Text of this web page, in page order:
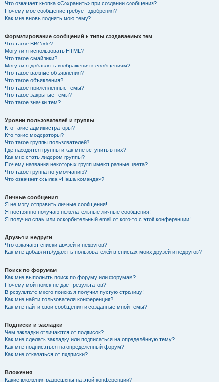
Что означает кнопка «Сохранить» при создании сообщения?
Почему моё сообщение требует одобрения?
Как мне вновь поднять мою тему?
Форматирование сообщений и типы создаваемых тем
Что такое BBCode?
Могу ли я использовать HTML?
Что такое смайлики?
Могу ли я добавлять изображения к сообщениям?
Что такое важные объявления?
Что такое объявления?
Что такое прилепленные темы?
Что такое закрытые темы?
Что такое значки тем?
Уровни пользователей и группы
Кто такие администраторы?
Кто такие модераторы?
Что такое группы пользователей?
Где находятся группы и как мне вступить в них?
Как мне стать лидером группы?
Почему названия некоторых групп имеют разные цвета?
Что такое группа по умолчанию?
Что означает ссылка «Наша команда»?
Личные сообщения
Я не могу отправить личные сообщения!
Я постоянно получаю нежелательные личные сообщения!
Я получил спам или оскорбительный email от кого-то с этой конференции!
Друзья и недруги
Что означают списки друзей и недругов?
Как мне добавлять/удалять пользователей в списках моих друзей и недругов?
Поиск по форумам
Как мне выполнить поиск по форуму или форумам?
Почему мой поиск не даёт результатов?
В результате моего поиска я получил пустую страницу!
Как мне найти пользователя конференции?
Как мне найти свои сообщения и созданные мной темы?
Подписки и закладки
Чем закладки отличаются от подписок?
Как мне сделать закладку или подписаться на определённую тему?
Как мне подписаться на определённый форум?
Как мне отказаться от подписки?
Вложения
Какие вложения разрешены на этой конференции?